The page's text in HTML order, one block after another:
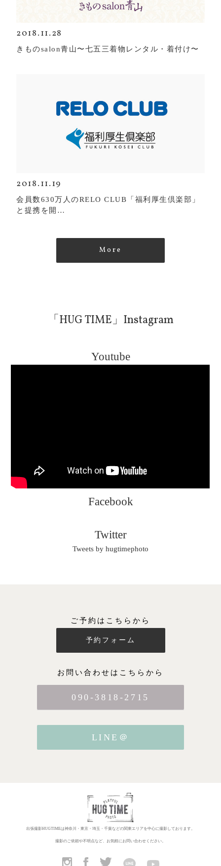
2018.11.28
きものsalon青山〜七五三着物レンタル・着付け〜
2018.11.19
会員数630万人のRELO CLUB「福利厚生倶楽部」
と提携を開…
More
「HUG TIME」Instagram
Youtube
Facebook
Twitter
Tweets by hugtimephoto
ご予約はこちらから
予約フォーム
お問い合わせはこちらから
090-3818-2715
LINE＠
出張撮影HUGTIMEは神奈川・東京・埼玉・千葉などの関東エリアを中心に撮影しております。
撮影のご依頼や不明点など、お気軽にお問い合わせください。